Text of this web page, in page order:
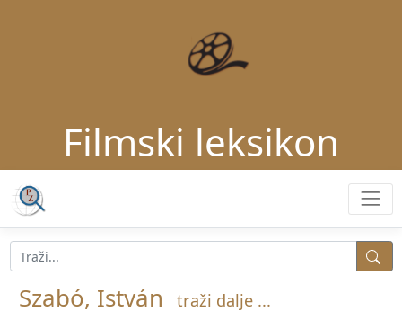
Filmski leksikon
Szabó, István traži dalje ...